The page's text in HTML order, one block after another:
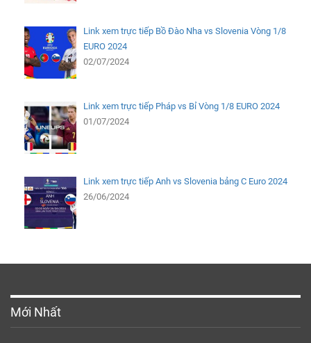
Link xem trực tiếp Bồ Đào Nha vs Slovenia Vòng 1/8
EURO 2024
02/07/2024
Link xem trực tiếp Pháp vs Bỉ Vòng 1/8 EURO 2024
01/07/2024
Link xem trực tiếp Anh vs Slovenia bảng C Euro 2024
26/06/2024
Mới Nhất